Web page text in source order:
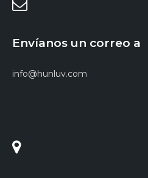
Envíanos un correo a
info@hunluv.com